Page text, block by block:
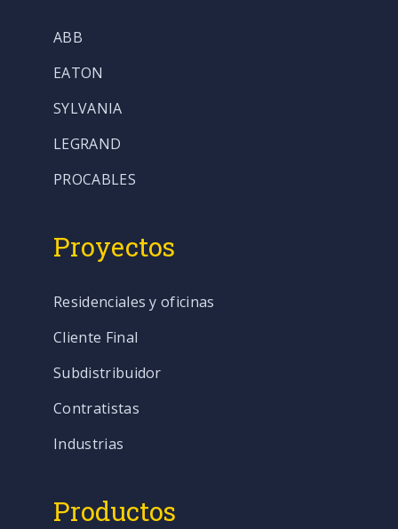
ABB
EATON
SYLVANIA
LEGRAND
PROCABLES
Proyectos
Residenciales y oficinas
Cliente Final
Subdistribuidor
Contratistas
Industrias
Productos